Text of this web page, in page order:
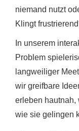
niemand nutzt
Klingt
In unserem
Problem
langweiliger
wir greifbare
erleben hautnah,
wie sie gelingen